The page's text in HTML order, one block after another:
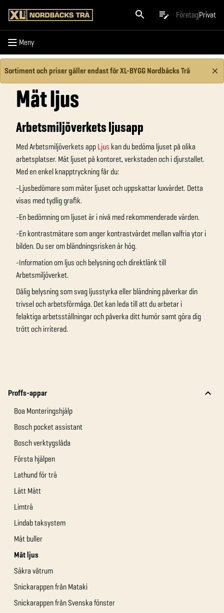
FöretagPrivat
Meny
Meny
Sortiment och priser gäller endast för XL-BYGG Nordbäcks Trä
Proffs-appar
Boa Monteringshjälp
Bosch pocket assistant
Bosch verktygslåda
Första hjälpen
Lathund för trä
Lätt Mätt
Limträ
Lindab taksystem
Mät buller
Mät ljus
Säkra våtrum
Snickarappen från Mataki
Snickarappen från Svenska fönster
Mät ljus
Arbetsmiljöverkets ljusapp
Med Arbetsmiljöverkets appLjus kan du bedöma ljuset på olika
arbetsplatser. Mät ljuset på kontoret, verkstaden och i djurstallet.
Med en enkel knapptryckning får du:
-Ljusbedömare som mäter ljuset och uppskattar luxvärdet. Detta
visas med tydlig grafik.
-En bedömning om ljuset är i nivå med rekommenderade värden.
-En kontrastmätare som anger kontrastvärdet mellan valfria ytor i
bilden. Du ser om bländningsrisken är hög.
-Information om ljus och belysning och direktlänk till
Arbetsmiljöverket.
Dålig belysning som svag ljusstyrka eller bländning påverkar din
trivsel och arbetsförmåga. Det kan leda till att du arbetar i
felaktiga arbetsställningar och påverka ditt humör samt göra dig
trött och irriterad.